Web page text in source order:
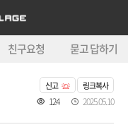
친구요청 묻고 답하기
신고 링크복사
124 2025.05.10